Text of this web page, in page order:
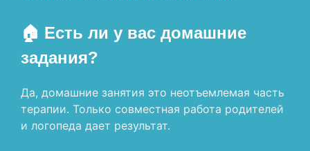
🏠 Есть ли у вас домашние
задания?
Да, домашние занятия это неотъемлемая часть
терапии. Только совместная работа родителей
и логопеда дает результат.